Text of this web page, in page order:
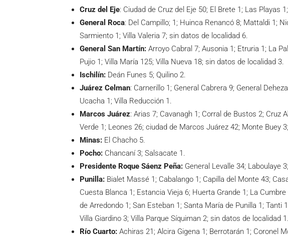
Cruz del Eje: Ciudad de Cruz del Eje 50; El Brete 1; Las Playas
General Roca: Del Campillo; 1; Huinca Renancó 8; Mattaldi 1;
Sarmiento 1; Villa Valeria 7; sin datos de localidad 6.
General San Martín: Arroyo Cabral 7; Ausonia 1; Etruria 1; La
Pujio 1; Villa María 125; Villa Nueva 18; sin datos de localidad 3.
Ischilín: Deán Funes 5; Quilino 2.
Juárez Celman: Carnerillo 1; General Cabrera 9; General
Ucacha 1; Villa Reducción 1.
Marcos Juárez: Arias 7; Cavanagh 1; Corral de Bustos 2; Cruz
Verde 1; Leones 26; ciudad de Marcos Juárez 42; Monte Buey
Minas: El Chacho 5.
Pocho: Chancaní 3; Salsacate 1.
Presidente Roque Sáenz Peña: General Levalle 34; Laboulaye
Punilla: Bialet Massé 1; Cabalango 1; Capilla del Monte 43;
Cuesta Blanca 1; Estancia Vieja 6; Huerta Grande 1; La
de Arredondo 1; San Esteban 1; Santa María de Punilla 1; Tanti
Villa Giardino 3; Villa Parque Síquiman 2; sin datos de localidad 1.
Río Cuarto: Achiras 21; Alcira Gigena 1; Berrotarán 1; Coronel